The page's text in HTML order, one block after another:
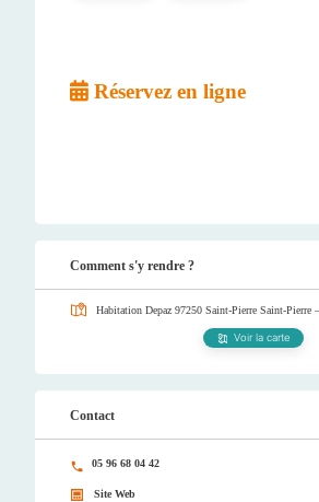
Réservez en ligne
Comment s'y rendre ?
Habitation Depaz 97250 Saint-Pierre Saint-Pierre
Voir la carte
Contact
05 96 68 04 42
Site Web